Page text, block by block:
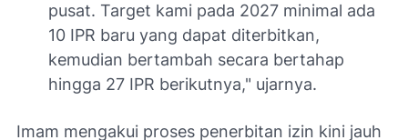
pusat. Target kami pada 2027 minimal ada
10 IPR baru yang dapat diterbitkan,
kemudian bertambah secara bertahap
hingga 27 IPR berikutnya," ujarnya.
Imam mengakui proses penerbitan izin kini jauh